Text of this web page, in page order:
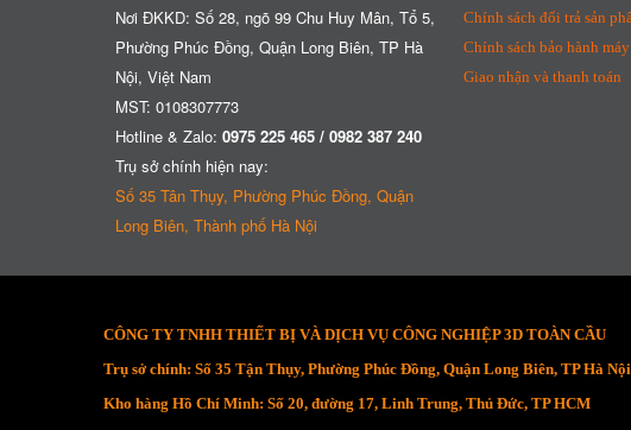
Nơi ĐKKD: Số 28, ngõ 99 Chu Huy Mân, Tổ 5,
Phường Phúc Đồng, Quận Long Biên, TP Hà
Nội, Việt Nam
MST: 0108307773
Hotline & Zalo: 0975 225 465 / 0982 387 240
Trụ sở chính hiện nay:
Số 35 Tân Thụy, Phường Phúc Đồng, Quận
Long Biên, Thành phố Hà Nội
Chính sách đổi trả sản
Chính sách bảo hành máy
Giao nhận và thanh toán
CÔNG TY TNHH THIẾT BỊ VÀ DỊCH VỤ CÔNG NGHIỆP 3D TOÀN CẦU
Trụ sở chính: Số 35 Tận Thụy, Phường Phúc Đồng, Quận Long Biên, TP Hà Nội
Kho hàng Hồ Chí Minh: Số 20, đường 17, Linh Trung, Thủ Đức, TP HCM